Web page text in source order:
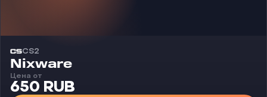
CS2
Чит
Nixware
Цена от
650 RUB